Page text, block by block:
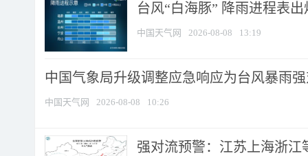
台风“白海豚” 降雨进程表
中国天气网 2026-08-08 13:19
中国气象局升级调整应急响应为台风暴雨
中国天气网 2026-08-08 10:26
强对流预警：江苏上海浙江